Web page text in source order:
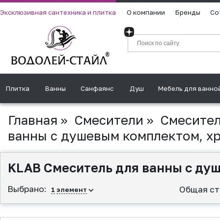
Эксклюзивная сантехника и плитка О компании Бренды
Плитка Ванны Санфаянс Душ Мебель для
Главная » Смесители »
ванны с душевым комплектом,
KLAB Смеситель для ванны с
Выбрано: 1 элемент Общая